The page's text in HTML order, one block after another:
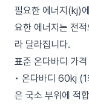
필요한 에너지(kj)
요한 에너지는 전
라 달라집니다.
표준 온다바디 가
• 온다바디 60kj
은 국소 부위에 적